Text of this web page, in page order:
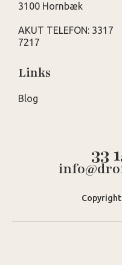
3100 Hornbæk
AKUT TELEFON: 3317
7217
Links
Blog
33